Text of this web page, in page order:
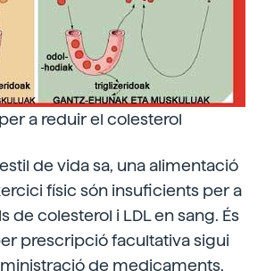
a reduir el colesterol
de vida sa, una alimentació
físic són insuficients per a
de colesterol i LDL en sang. És
prescripció facultativa sigui
de medicaments,